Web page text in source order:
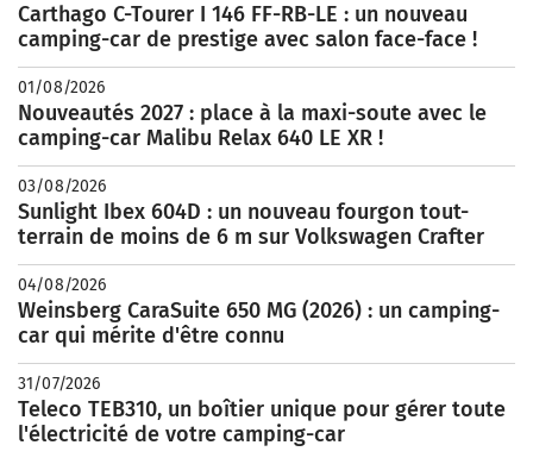
Carthago C-Tourer I 146 FF-RB-LE : un nouveau
camping-car de prestige avec salon face-face !
01/08/2026
Nouveautés 2027 : place à la maxi-soute avec le
camping-car Malibu Relax 640 LE XR !
03/08/2026
Sunlight Ibex 604D : un nouveau fourgon tout-
terrain de moins de 6 m sur Volkswagen Crafter
04/08/2026
Weinsberg CaraSuite 650 MG (2026) : un camping-
car qui mérite d'être connu
31/07/2026
Teleco TEB310, un boîtier unique pour gérer toute
l'électricité de votre camping-car